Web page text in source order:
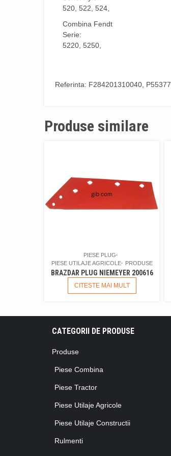
520, 522, 524,
Combina Fendt
Serie:
5220, 5250,
Referinta: F284201310040,
Produse similare
PIESE PLUG
PIESE UTILAJE AGRICOLE
PRODUSE
BRAZDAR PLUG NIEMEYER 200616
CITESTE MAI MULT
CATEGORII DE PRODUSE
Produse
Piese Combina
Piese Tractor
Piese Utilaje Agricole
Piese Utilaje Constructii
Rulmenti